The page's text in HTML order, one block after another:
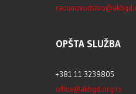
OPŠTA SLUŽBA
+381 11 3239805
office@akbgd.org.rs